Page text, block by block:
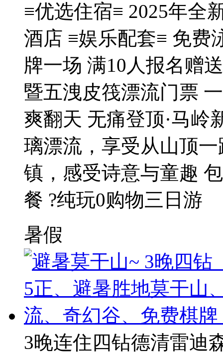
≡优选住宿≡ 2025年全
酒店 ≡娱乐配套≡ 免费
牌一场 满10人报名赠
暨五洩皮筏漂流门票
爽翻天 无痛登顶·马岭
璃漂流，享受从山顶
镇，感受诗意与童趣
餐 ?纯玩0购物三日游
暑假
3晚连住四钻德清雷迪